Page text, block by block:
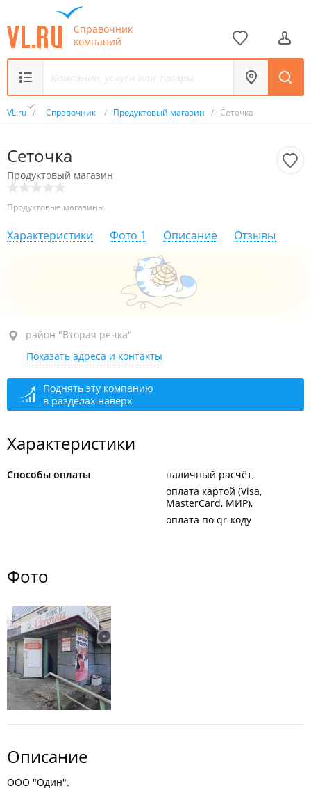
Справочник
компаний
VL.ru / Справочник / Продуктовый магазин / Сеточка
Сеточка
Продуктовый магазин
Продуктовые магазины
Характеристики Фото 1 Описание Отзывы
район "Вторая речка", ул. Енисейская, 11
1-й этаж
открыто: 08:00–21:30
район "Вторая речка"
Показать адреса и контакты
Поднять эту компанию
в разделах наверх
Характеристики
Способы оплаты
наличный расчёт
оплата картой (Visa,
MasterCard, МИР)
оплата по qr-коду
Фото
Описание
ООО "Один".